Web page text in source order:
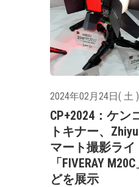
2024年02月24日( 土 )
CP+2024：ケン
トキナー、
マート撮影ライ
「FIVERAY
どを展示